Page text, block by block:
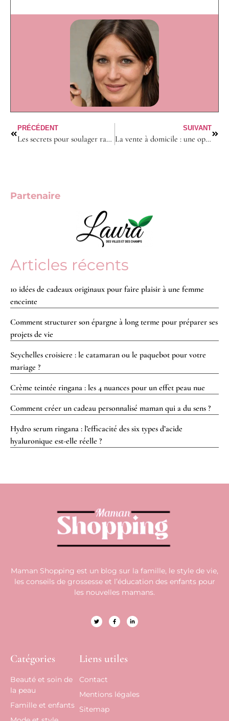
PRÉCÉDENT
Les secrets pour soulager rapidement les lèvres gonflées : le guide ultime pour les femmes
SUIVANT
La vente à domicile : une opportunité à la portée de tous
Partenaire
Articles récents
10 idées de cadeaux originaux pour faire plaisir à une femme
enceinte
Comment structurer son épargne à long terme pour préparer ses
projets de vie
Seychelles croisiere : le catamaran ou le paquebot pour votre
mariage ?
Crème teintée ringana : les 4 nuances pour un effet peau nue
Comment créer un cadeau personnalisé maman qui a du sens ?
Hydro serum ringana : l’efficacité des six types d’acide
hyaluronique est-elle réelle ?
Maman Shopping est un blog sur la famille, le style de vie,
les conseils de grossesse et l’éducation des enfants pour
les nouvelles mamans.
Catégories
Beauté et soin de
la peau
Famille et enfants
Liens utiles
Contact
Mentions légales
Sitemap